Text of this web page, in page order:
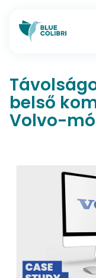
belső
Volvo-